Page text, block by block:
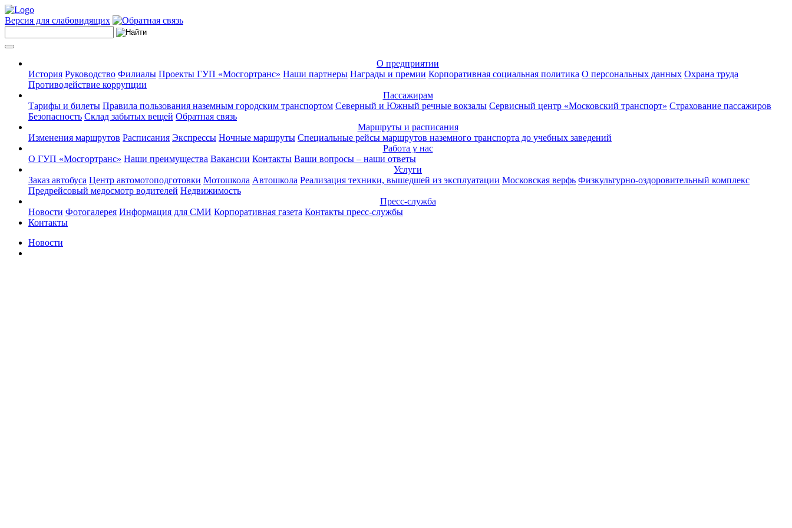
Версия для слабовидящих
О предприятии
История Руководство Филиалы Проекты ГУП «Мосгортранс» Наши партнеры Награды и премии Корпоративная социальная политика О персональных данных Охрана труда
Противодействие коррупции
Пассажирам
Тарифы и билеты Правила пользования наземным городским транспортом Северный и Южный речные вокзалы Сервисный центр «Московский транспорт» Страхование пассажиров
Безопасность Склад забытых вещей Обратная связь
Маршруты и расписания
Изменения маршрутов Расписания Экспрессы Ночные маршруты Специальные рейсы маршрутов наземного транспорта до учебных заведений
Работа у нас
О ГУП «Мосгортранс» Наши преимущества Вакансии Контакты Ваши вопросы – наши ответы
Услуги
Заказ автобуса Центр автомотоподготовки Мотошкола Автошкола Реализация техники, вышедшей из эксплуатации Московская верфь Физкультурно-оздоровительный комплекс
Предрейсовый медосмотр водителей Недвижимость
Пресс-служба
Новости Фотогалерея Информация для СМИ Корпоративная газета Контакты пресс-службы
Контакты
Новости